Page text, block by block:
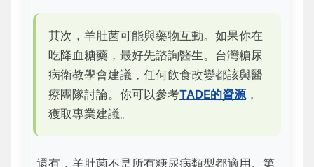
其次，羊肚菌可能與藥物互動。如果你在
吃降血糖藥，最好先諮詢醫生。台灣糖尿
病衛教學會建議，任何飲食改變都該與醫
療團隊討論。你可以參考TADE的資源，
獲取專業建議。
還有，羊肚菌不是所有糖尿病類型都適用。第